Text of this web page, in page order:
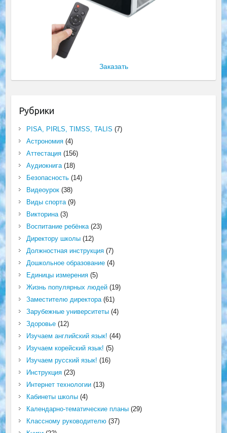
Заказать
Рубрики
PISA, PIRLS, TIMSS, TALIS (7)
Астрономия(4)
Аттестация(156)
Аудиокнига(18)
Безопасность(14)
Видеоурок(38)
Виды спорта(9)
Викторина(3)
Воспитание ребёнка(23)
Директору школы(12)
Должностная инструкция(7)
Дошкольное образование(4)
Единицы измерения(5)
Жизнь популярных людей(19)
Заместителю директора(61)
Зарубежные университеты(4)
Здоровье(12)
Изучаем английский язык! (44)
Изучаем корейский язык! (5)
Изучаем русский язык! (16)
Инструкция(23)
Интернет технологии(13)
Кабинеты школы(4)
Календарно-тематические планы(29)
Классному руководителю(37)